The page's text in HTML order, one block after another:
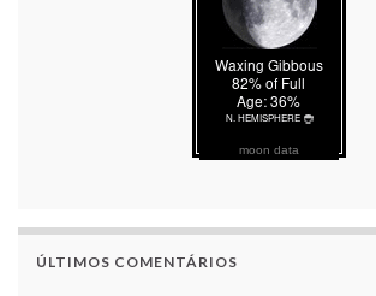
moon data
ÚLTIMOS COMENTÁRIOS